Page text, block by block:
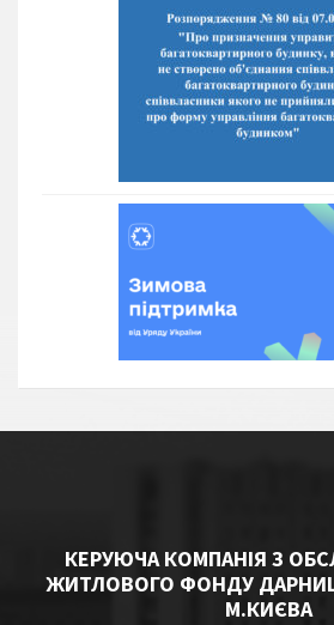
КЕРУЮЧА КОМПАНІЯ З
ЖИТЛОВОГО ФОНДУ
М.КИЄВА